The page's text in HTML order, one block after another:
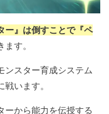
ー』は倒すことで『ペ
す。
ンスター育成システム
います。
ーから能力を伝授する